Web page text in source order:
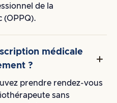
de la
(OPPQ).
médicale
?
prendre rendez-vous
sans